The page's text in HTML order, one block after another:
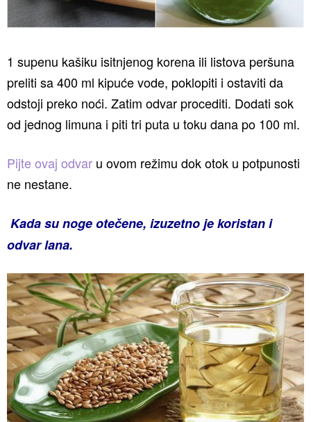
1 supenu kašiku isitnjenog korena ili listova peršuna
preliti sa 400 ml kipuće vode, poklopiti i ostaviti da
odstoji preko noći. Zatim odvar procediti. Dodati sok
od jednog limuna i piti tri puta u toku dana po 100 ml.
Pijte ovaj odvar u ovom režimu dok otok u potpunosti
ne nestane.
Kada su noge otečene, izuzetno je koristan i
odvar lana.